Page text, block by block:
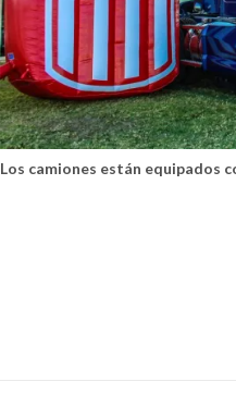
Los camiones están equipados